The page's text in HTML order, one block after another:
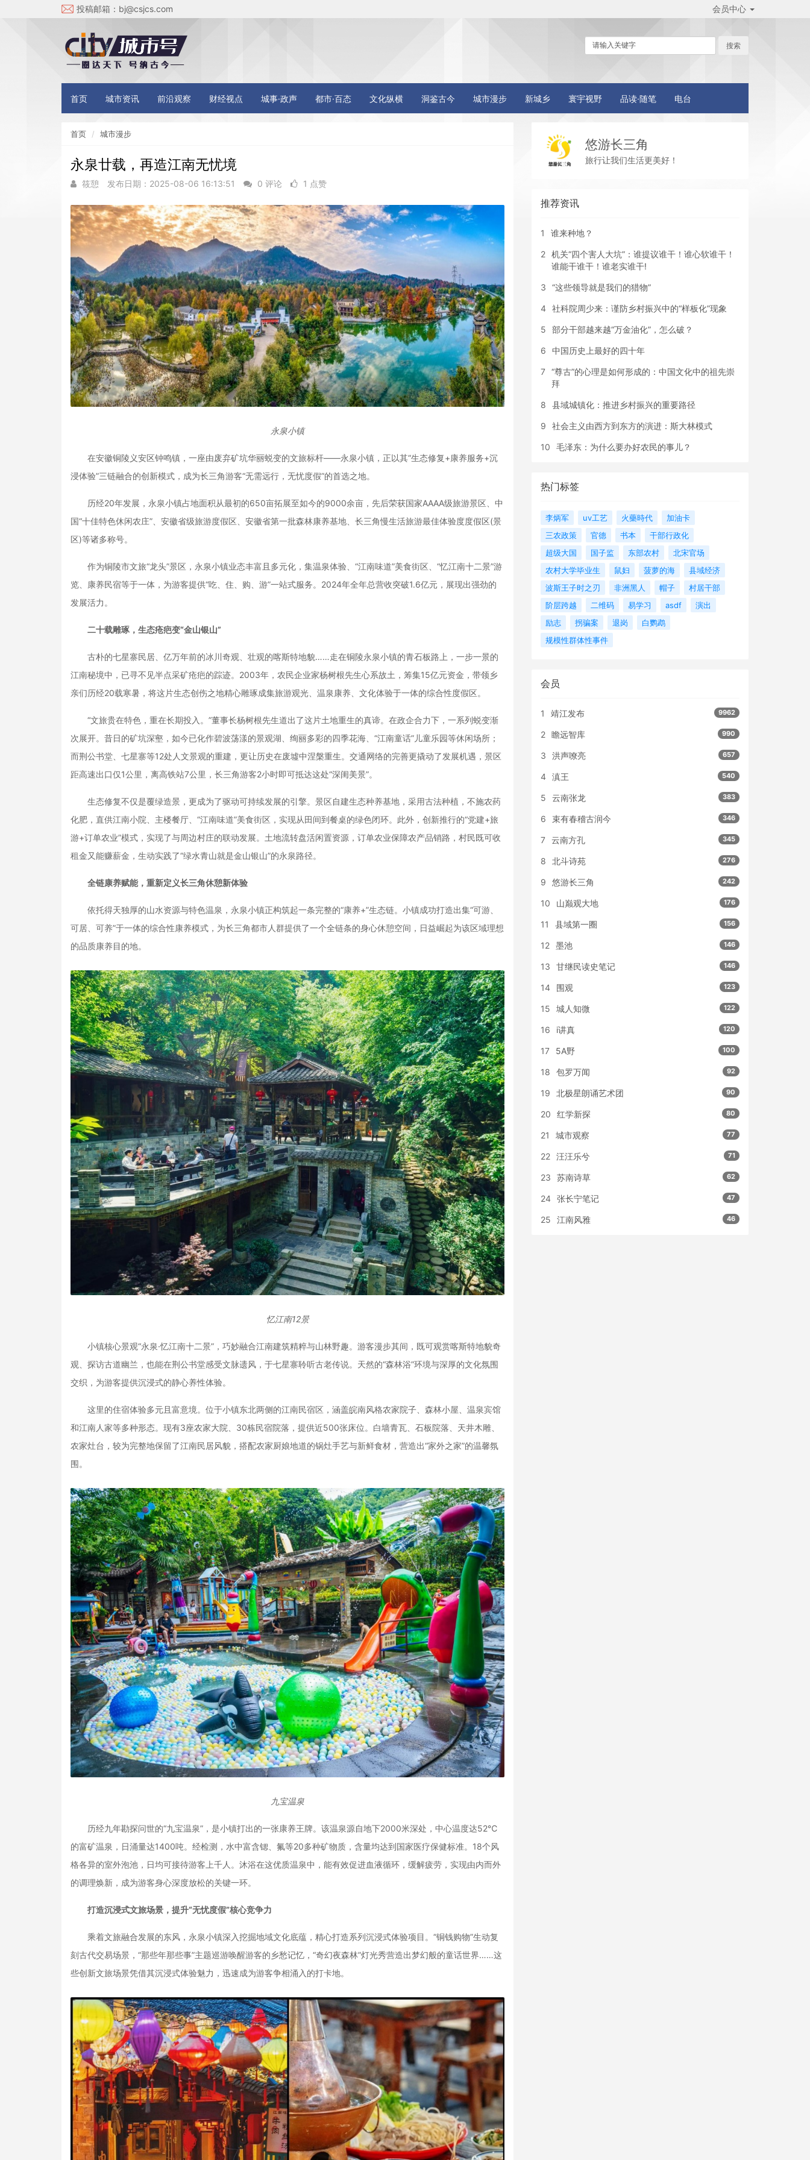
投稿邮箱： bj@csjcs.com 会员中心
首页 城市资讯 前沿观察 财经视点 城事·政声 都市·百态 文化纵横 洞鉴古今 城市漫步 新城乡 寰宇视野 品读·随笔 电台
首页 城市漫步
永泉廿载，再造江南无忧境
筱憩 发布日期：2025-08-06 16:13:51 0 评论 1 点赞
永泉小镇
在安徽铜陵义安区钟鸣镇，一座由废弃矿坑华丽蜕变的文旅标杆——永泉小镇，正以其“生态修复+康养服务+沉
浸体验”三链融合的创新模式，成为长三角游客“无需远行，无忧度假”的首选之地。
历经20年发展，永泉小镇占地面积从最初的650亩拓展至如今的9000余亩，先后荣获国家AAAA级旅游景区、中
国“十佳特色休闲农庄”、安徽省级旅游度假区、安徽省第一批森林康养基地、长三角慢生活旅游最佳体验度度假区(景
区)等诸多称号。
作为铜陵市文旅“龙头”景区，永泉小镇业态丰富且多元化，集温泉体验、“江南味道”美食街区、“忆江南十二景”游
览、康养民宿等于一体，为游客提供“吃、住、购、游”一站式服务。2024年全年总营收突破1.6亿元，展现出强劲的
发展活力。
二十载雕琢，生态疮疤变“金山银山”
古朴的七星寨民居、亿万年前的冰川奇观、壮观的喀斯特地貌……走在铜陵永泉小镇的青石板路上，一步一景的
江南秘境中，已寻不见半点采矿疮疤的踪迹。2003年，农民企业家杨树根先生心系故土，筹集15亿元资金，带领乡
亲们历经20载寒暑，将这片生态创伤之地精心雕琢成集旅游观光、温泉康养、文化体验于一体的综合性度假区。
“文旅贵在特色，重在长期投入。”董事长杨树根先生道出了这片土地重生的真谛。在政企合力下，一系列蜕变渐
次展开。昔日的矿坑深壑，如今已化作碧波荡漾的景观湖、绚丽多彩的四季花海、“江南童话”儿童乐园等休闲场所；
而荆公书堂、七星寨等12处人文景观的重建，更让历史在废墟中涅槃重生。交通网络的完善更撬动了发展机遇，景区
距高速出口仅1公里，离高铁站7公里，长三角游客2小时即可抵达这处“深闺美景”。
生态修复不仅是覆绿造景，更成为了驱动可持续发展的引擎。景区自建生态种养基地，采用古法种植，不施农药
化肥，直供江南小院、主楼餐厅、“江南味道”美食街区，实现从田间到餐桌的绿色闭环。此外，创新推行的“党建+旅
游+订单农业”模式，实现了与周边村庄的联动发展。土地流转盘活闲置资源，订单农业保障农产品销路，村民既可收
租金又能赚薪金，生动实践了“绿水青山就是金山银山”的永泉路径。
全链康养赋能，重新定义长三角休憩新体验
依托得天独厚的山水资源与特色温泉，永泉小镇正构筑起一条完整的“康养+”生态链。小镇成功打造出集“可游、
可居、可养”于一体的综合性康养模式，为长三角都市人群提供了一个全链条的身心休憩空间，日益崛起为该区域理想
的品质康养目的地。
忆江南12景
小镇核心景观“永泉·忆江南十二景”，巧妙融合江南建筑精粹与山林野趣。游客漫步其间，既可观赏喀斯特地貌奇
观、探访古道幽兰，也能在荆公书堂感受文脉遗风，于七星寨聆听古老传说。天然的“森林浴”环境与深厚的文化氛围
交织，为游客提供沉浸式的静心养性体验。
这里的住宿体验多元且富意境。位于小镇东北两侧的江南民宿区，涵盖皖南风格农家院子、森林小屋、温泉宾馆
和江南人家等多种形态。现有3座农家大院、30栋民宿院落，提供近500张床位。白墙青瓦、石板院落、天井木雕、
农家灶台，较为完整地保留了江南民居风貌，搭配农家厨娘地道的锅灶手艺与新鲜食材，营造出“家外之家”的温馨氛
围。
九宝温泉
历经九年勘探问世的“九宝温泉”，是小镇打出的一张康养王牌。该温泉源自地下2000米深处，中心温度达52℃
的富矿温泉，日涌量达1400吨。经检测，水中富含锶、氟等20多种矿物质，含量均达到国家医疗保健标准。18个风
格各异的室外泡池，日均可接待游客上千人。沐浴在这优质温泉中，能有效促进血液循环，缓解疲劳，实现由内而外
的调理焕新，成为游客身心深度放松的关键一环。
打造沉浸式文旅场景，提升“无忧度假”核心竞争力
乘着文旅融合发展的东风，永泉小镇深入挖掘地域文化底蕴，精心打造系列沉浸式体验项目。“铜钱购物”生动复
刻古代交易场景，“那些年那些事”主题巡游唤醒游客的乡愁记忆，“奇幻夜森林”灯光秀营造出梦幻般的童话世界……这
些创新文旅场景凭借其沉浸式体验魅力，迅速成为游客争相涌入的打卡地。
悠游长三角
旅行让我们生活更美好！
推荐资讯
1 谁来种地？
2 机关“四个害人大坑”：谁提议谁干！谁心软谁干！
谁能干谁干！谁老实谁干!
3 “这些领导就是我们的猎物”
4 社科院周少来：谨防乡村振兴中的“样板化”现象
5 部分干部越来越“万金油化”，怎么破？
6 中国历史上最好的四十年
7 “尊古”的心理是如何形成的：中国文化中的祖先崇
拜
8 县域城镇化：推进乡村振兴的重要路径
9 社会主义由西方到东方的演进：斯大林模式
10 毛泽东：为什么要办好农民的事儿？
热门标签
李炳军 uv工艺 火藥時代
加油卡
三农政策
官德 书本
干部行政化
超级大国
国子监 东部农村
北宋官场
农村大学毕业生
鼠妇 菠萝的海
县域经济
波斯王子时之刃
非洲黑人 帽子
村居干部
阶层跨越
二维码 易学习 asdf
演出
励志
拐骗案 退岗
白鹦鹉
规模性群体性事件
会员
1 靖江发布 9962
2 瞻远智库 990
3 洪声嘹亮 657
4 滇王 540
5 云南张龙 383
6 束有春稽古润今 346
7 云南方孔 345
8 北斗诗苑 276
9 悠游长三角 242
10 山巅观大地 176
11 县域第一圈 156
12 墨池 146
13 甘继民读史笔记 146
14 围观 123
15 城人知微 122
16 i讲真 120
17 5A野 100
18 包罗万闻 92
19 北极星朗诵艺术团 90
20 红学新探 80
21 城市观察 77
22 汪汪乐兮 71
23 苏南诗草 62
24 张长宁笔记 47
25 江南风雅 46